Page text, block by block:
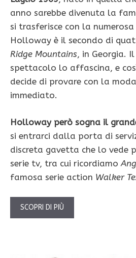
anno sarebbe divenuta la
si trasferisce con la
Holloway è il secondo di
Ridge Mountains, in Georgia.
spettacolo lo affascina, e
decide di provare con la
immediato.
Holloway però sogna il
si entrarci dalla porta di
discreta gavetta che lo vede
serie tv, tra cui ricordiamo
famosa serie action Walker
SCOPRI DI PIÙ